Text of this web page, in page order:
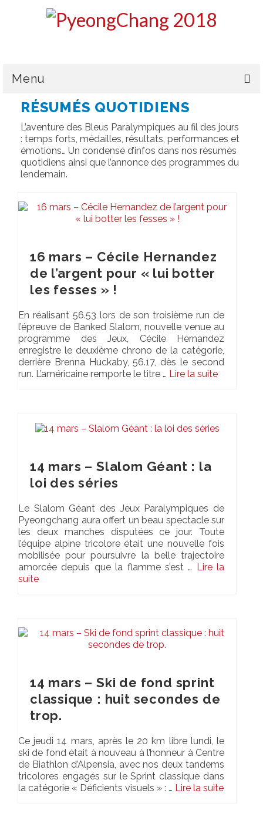
Menu
LE CPSF
PYEONGCHANG 2018
LA DÉLÉGATION
MÉDAILLES & CLASSEMENT
GALERIES PHOTOS
SALLE DE PRESSE
RÉSUMÉS QUOTIDIENS
L’aventure des Bleus Paralympiques au fil des jours
: temps forts, médailles, résultats, performances et
émotions… Un condensé d’infos dans nos résumés
quotidiens ainsi que l’annonce des programmes du
lendemain.
16 mars – Cécile Hernandez
de l’argent pour « lui botter
les fesses » !
En réalisant 56.53 lors de son troisième run de
l’épreuve de Banked Slalom, nouvelle venue au
programme des Jeux, Cécile Hernandez
enregistre le deuxième chrono de la catégorie,
derrière Brenna Huckaby, 56.17, dès le second
run. L’américaine remporte le titre … Lire la suite­­
14 mars – Slalom Géant : la
loi des séries
Le Slalom Géant des Jeux Paralympiques de
Pyeongchang aura offert un beau spectacle sur
les deux manches disputées ce jour. Toute
l’équipe alpine tricolore était une nouvelle fois
mobilisée pour poursuivre la belle trajectoire
amorcée depuis que la flamme s’est … Lire la
suite­­
14 mars – Ski de fond sprint
classique : huit secondes de
trop.
Ce jeudi 14 mars, après le 20 km libre lundi, le
ski de fond était à nouveau à l’honneur à Centre
de Biathlon d’Alpensia, avec nos deux tandems
tricolores engagés sur le Sprint classique dans
la catégorie « Déficients visuels » : … Lire la suite­­